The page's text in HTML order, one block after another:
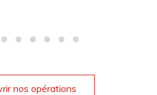
nos opérations